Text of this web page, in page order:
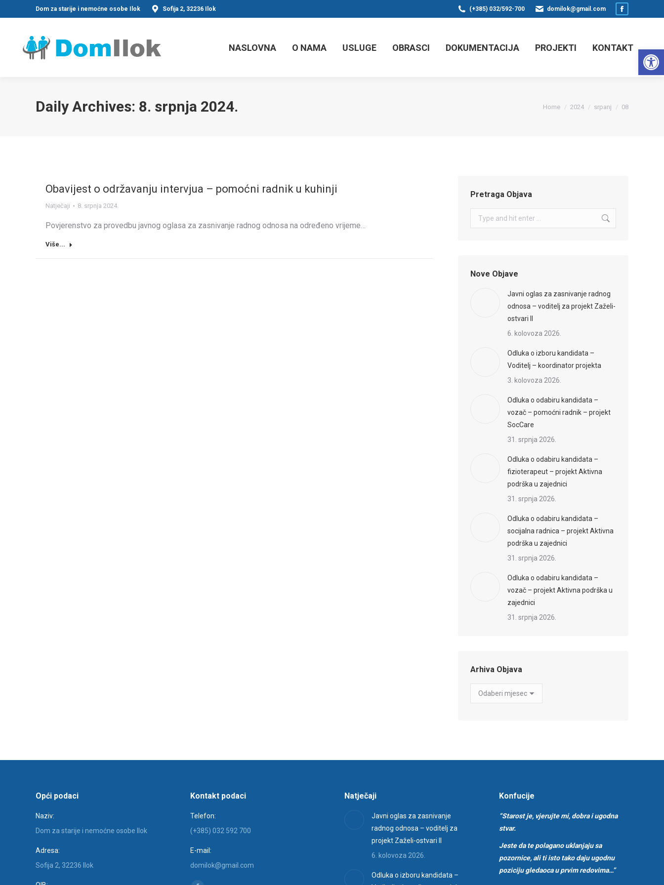
Dom za starije i nemoćne osobe Ilok Sofija 2, 32236 Ilok (+385) 032/592-700 domilok@gmail.com
Facebook
in
NASLOVNA O NAMA USLUGE OBRASCI DOKUMENTACIJA PROJEKTI KONTAKT
Daily Archives: 8. srpnja 2024. You are here:
Home 2024 srpanj 08
Obavijest o održavanju intervjua – pomoćni radnik u kuhinji
Natječaji 8. srpnja 2024.
Povjerenstvo za provedbu javnog oglasa za zasnivanje radnog odnosa na određeno vrijeme…
Više...
Pretraga Objava
Search:
Nove Objave
Javni oglas za zasnivanje radnog
odnosa – voditelj za projekt Zaželi-
ostvari II
6. kolovoza 2026.
Odluka o izboru kandidata –
Voditelj – koordinator projekta
3. kolovoza 2026.
Odluka o odabiru kandidata –
vozač – pomoćni radnik – projekt
SocCare
31. srpnja 2026.
Odluka o odabiru kandidata –
fizioterapeut – projekt Aktivna
podrška u zajednici
31. srpnja 2026.
Odluka o odabiru kandidata –
socijalna radnica – projekt Aktivna
podrška u zajednici
31. srpnja 2026.
Odluka o odabiru kandidata –
vozač – projekt Aktivna podrška u
zajednici
31. srpnja 2026.
Arhiva Objava
Arhiva
Objava
Opći podaci
Naziv:
Dom za starije i nemoćne osobe Ilok
Adresa:
Sofija 2, 32236 Ilok
Kontakt podaci
Telefon:
(+385) 032 592 700
E-mail:
domilok@gmail.com
Natječaji
Javni oglas za zasnivanje
radnog odnosa – voditelj za
projekt Zaželi-ostvari II
6. kolovoza 2026.
Odluka o izboru kandidata –
Konfucije
“Starost je, vjerujte mi, dobra i ugodna
stvar.
Jeste da te polagano uklanjaju sa
pozornice, ali ti isto tako daju ugodnu
poziciju gledaoca u prvim redovima…”